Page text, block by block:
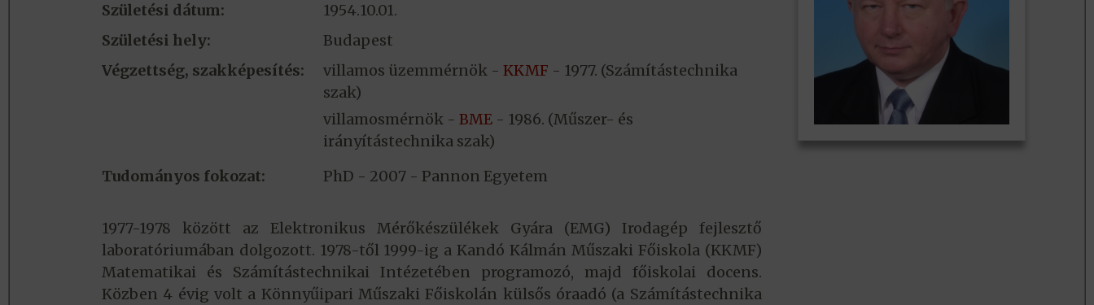
Születési dátum:
1954.10.01.
Születési hely:
Budapest
Végzettség, szakképesítés:
villamos üzemmérnök - KKMF - 1977. (Számítástechnika
szak)
villamosmérnök - BME- 1986. (Műszer- és
irányítástechnika szak)
Tudományos fokozat:
PhD - 2007 - Pannon Egyetem
1977-1978 között az Elektronikus Mérőkészülékek Gyára (EMG) Irodagép fejlesztő
laboratóriumában dolgozott. 1978-től 1999-ig a Kandó Kálmán Műszaki Főiskola (KKMF)
Matematikai és Számítástechnikai Intézetében programozó, majd főiskolai docens.
Közben 4 évig volt a Könnyűipari Műszaki Főiskolán külsős óraadó (a Számítástechnika